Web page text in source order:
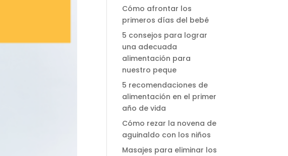
Cómo afrontar los
primeros días del bebé
5 consejos para lograr
una adecuada
alimentación para
nuestro peque
5 recomendaciones de
alimentación en el primer
año de vida
Cómo rezar la novena de
aguinaldo con los niños
Masajes para eliminar los